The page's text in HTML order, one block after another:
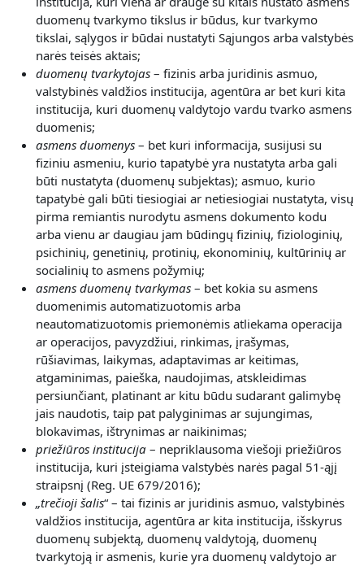
duomenų tvarkymo tikslus ir būdus, kur tvarkymo
tikslai, sąlygos ir būdai nustatyti Sąjungos arba valstybės
narės teisės aktais;
duomenų tvarkytojas – fizinis arba juridinis asmuo,
valstybinės valdžios institucija, agentūra ar bet kuri kita
institucija, kuri duomenų valdytojo vardu tvarko asmens
duomenis;
asmens duomenys – bet kuri informacija, susijusi su
fiziniu asmeniu, kurio tapatybė yra nustatyta arba gali
būti nustatyta (duomenų subjektas); asmuo, kurio
tapatybė gali būti tiesiogiai ar netiesiogiai nustatyta, visų
pirma remiantis nurodytu asmens dokumento kodu
arba vienu ar daugiau jam būdingų fizinių, fiziologinių,
psichinių, genetinių, protinių, ekonominių, kultūrinių ar
socialinių to asmens požymių;
asmens duomenų tvarkymas – bet kokia su asmens
duomenimis automatizuotomis arba
neautomatizuotomis priemonėmis atliekama operacija
ar operacijos, pavyzdžiui, rinkimas, įrašymas,
rūšiavimas, laikymas, adaptavimas ar keitimas,
atgaminimas, paieška, naudojimas, atskleidimas
persiunčiant, platinant ar kitu būdu sudarant galimybę
jais naudotis, taip pat palyginimas ar sujungimas,
blokavimas, ištrynimas ar naikinimas;
priežiūros institucija – nepriklausoma viešoji priežiūros
institucija, kuri įsteigiama valstybės narės pagal 51-ąjį
straipsnį (Reg. UE 679/2016);
„trečioji šalis“ – tai fizinis ar juridinis asmuo, valstybinės
valdžios institucija, agentūra ar kita institucija, išskyrus
duomenų subjektą, duomenų valdytoją, duomenų
tvarkytoją ir asmenis, kurie yra duomenų valdytojo ar